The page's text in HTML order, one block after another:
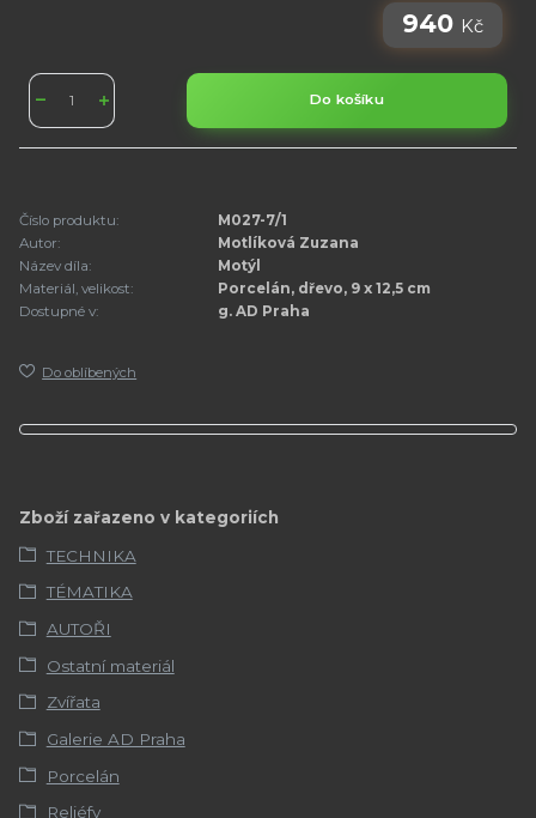
940 Kč
Do košíku
Číslo produktu:
M027-7/1
Autor:
Motlíková Zuzana
Název díla:
Motýl
Materiál, velikost:
Porcelán, dřevo, 9 x 12,5 cm
Dostupné v:
g. AD Praha
Do oblíbených
Zboží zařazeno v kategoriích
TECHNIKA
TÉMATIKA
AUTOŘI
Ostatní materiál
Zvířata
Galerie AD Praha
Porcelán
Reliéfy